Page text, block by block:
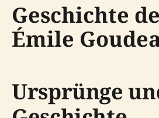
Geschichte
Émile
Ursprünge